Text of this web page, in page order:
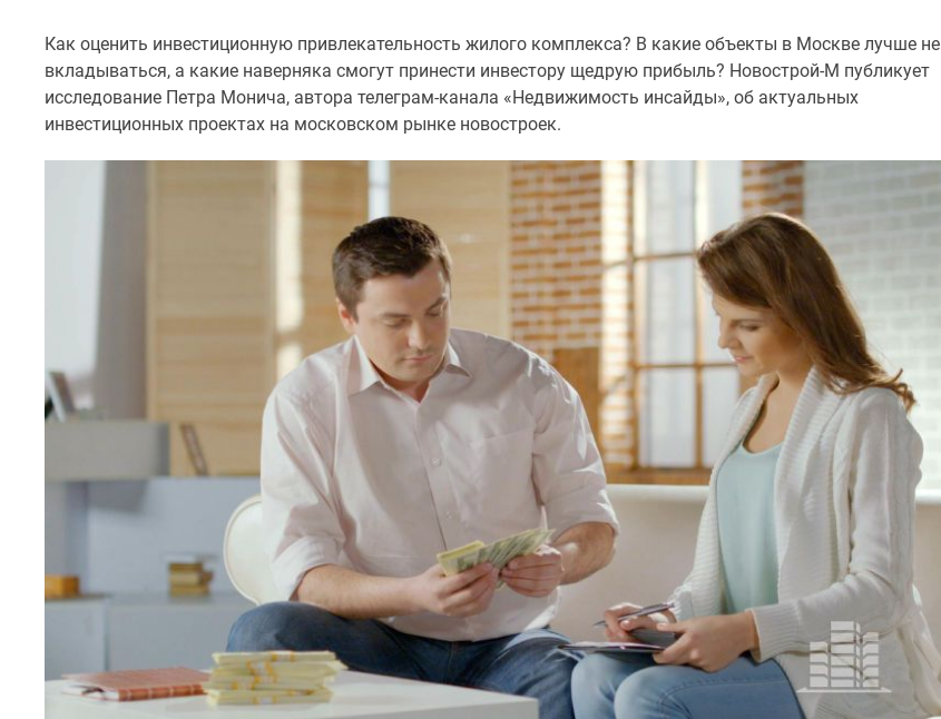
Панорамы
Видеообзор
новостроек
Экспертиза
комнатные
Квартиры
Ипотечный
ипотека
Медиа
Как оценить инвестиционную привлекательность жилого комплекса? В какие объекты в Москве лучше не
вкладываться, а какие наверняка смогут принести инвестору щедрую прибыль? Новострой-М публикует
исследование Петра Монича, автора телеграм-канала «Недвижимость инсайды», об актуальных
инвестиционных проектах на московском рынке новостроек.